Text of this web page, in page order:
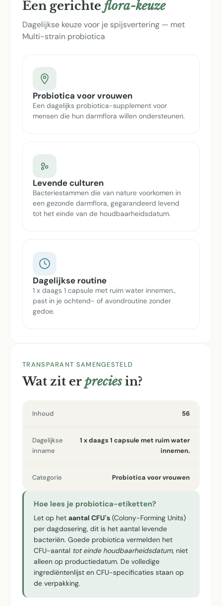
Een gerichte flora-keuze
Dagelijkse keuze voor je spijsvertering — met
Multi-strain probiotica
Probiotica voor vrouwen
Een dagelijks probiotica-supplement voor
mensen die hun darmflora willen ondersteunen.
Levende culturen
Bacteriestammen die van nature voorkomen in
een gezonde darmflora, gegarandeerd levend
tot het einde van de houdbaarheidsdatum.
Dagelijkse routine
1 x daags 1 capsule met ruim water innemen.,
past in je ochtend- of avondroutine zonder
gedoe.
TRANSPARANT SAMENGESTELD
Wat zit er preciesin?
Inhoud 56
Dagelijkse
inname
1 x daags 1 capsule met ruim water
innemen.
Categorie Probiotica voor vrouwen
Hoe lees je probiotica-etiketten?
Let op het aantal CFU's (Colony-Forming Units)
per dagdosering, dit is het aantal levende
bacteriën. Goede probiotica vermelden het
CFU-aantal tot einde houdbaarheidsdatum, niet
alleen op productiedatum. De volledige
ingrediëntenlijst en CFU-specificaties staan op
de verpakking.